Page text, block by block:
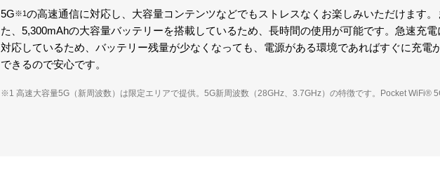
5G※1の高速通信に対応し、大容量コンテンツなどでもストレスなくお楽しみいただけます。
た、5,300mAhの大容量バッテリーを搭載しているため、長時間の使用が可能です。急速充電
対応しているため、バッテリー残量が少なくなっても、電源がある環境であればすぐに充電
できるので安心です。
※1 高速大容量5G（新周波数）は限定エリアで提供。5G新周波数（28GHz、3.7GHz）の特徴です。Pocket WiFi®